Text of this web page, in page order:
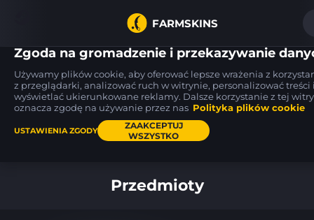
FARMSKINS
USP-S
FT
AWP
Safari Mesh FT
CZ75-Auto
Vendetta
Przedmioty
Zgoda na gromadzenie i przekazywanie
Używamy plików cookie, aby oferować lepsze wrażenia z
z przeglądarki, analizować ruch w witrynie, personalizować treści
wyświetlać ukierunkowane reklamy. Dalsze korzystanie z tej
oznacza zgodę na używanie przez nas Polityka plików cookie
USTAWIENIA ZGODY
ZAAKCEPTUJ
WSZYSTKO